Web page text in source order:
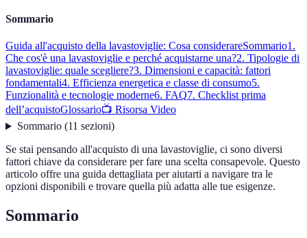
Sommario
Guida all'acquisto della lavastoviglie: Cosa considerareSommario1.
Che cos'è una lavastoviglie e perché acquistarne una?2. Tipologie di
lavastoviglie: quale scegliere?3. Dimensioni e capacità: fattori
fondamentali4. Efficienza energetica e classe di consumo5.
Funzionalità e tecnologie moderne6. FAQ7. Checklist prima
dell’acquistoGlossario📺 Risorsa Video
Sommario(11 sezioni)
Se stai pensando all'acquisto di una lavastoviglie, ci sono diversi
fattori chiave da considerare per fare una scelta consapevole. Questo
articolo offre una guida dettagliata per aiutarti a navigare tra le
opzioni disponibili e trovare quella più adatta alle tue esigenze.
Sommario